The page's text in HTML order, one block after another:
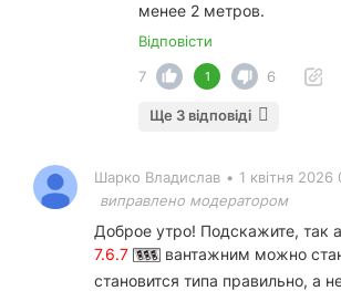
менее 2 метров.
Відповісти
7
1 6
Ще 3 відповіді
Шарко Владислав • 1 квітня 2026
виправлено модератором
Доброе утро! Подскажите, так
7.6.7
вантажним можно
становится типа правильно, а